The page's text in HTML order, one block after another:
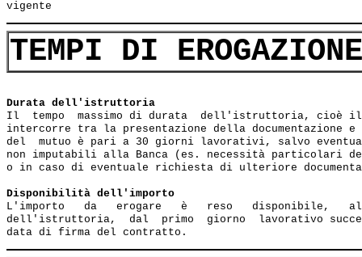
TEMPI DI
Durata dell'istruttoria
Il  tempo  massimo di durata  dell'istruttoria, cioè il
intercorre tra la presentazione della documentazione
del  mutuo è pari a 30 giorni lavorativi, salvo
non imputabili alla Banca (es. necessità particolari
o in caso di eventuale richiesta di ulteriore
Disponibilità dell'importo
L'importo   da   erogare   è   reso   disponibile,
dell'istruttoria,  dal  primo  giorno  lavorativo